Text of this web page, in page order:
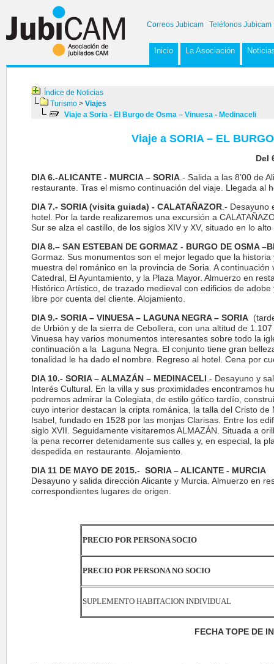
Correos Jubicam Teléfonos Jubicam
Inicio La Asociación
Índice de Noticias
Turismo> Viajes
Viaje a Soria - El Burgo de Osma – Vinuesa - Medinaceli
Viaje a SORIA – EL
Del
DIA 6.-ALICANTE - MURCIA – SORIA.- Salida a las 8’00 de
restaurante. Tras el mismo continuación del viaje. Llegada
DIA 7.- SORIA (visita guiada) - CALATAÑAZOR.- Desayuno
hotel. Por la tarde realizaremos una excursión a
Sur se alza el castillo, de los siglos XIV y XV, situado en lo
DIA 8.– SAN ESTEBAN DE GORMAZ - BURGO DE OSMA
Gormaz. Sus monumentos son el mejor legado que la
muestra del románico en la provincia de Soria. A
Catedral, El Ayuntamiento, y la Plaza Mayor. Almuerzo en
Histórico Artístico, de trazado medieval con edificios de
libre por cuenta del cliente. Alojamiento.
DIA 9.- SORIA – VINUESA – LAGUNA NEGRA – SORIA(tarde
de Urbión y de la sierra de Cebollera, con una altitud de
Vinuesa hay varios monumentos interesantes sobre todo la
continuación a la Laguna Negra. El conjunto tiene gran
tonalidad le ha dado el nombre. Regreso al hotel. Cena por
DIA 10.- SORIA – ALMAZÁN – MEDINACELI .- Desayuno y
Interés Cultural. En la villa y sus proximidades encontramos
podremos admirar la Colegiata, de estilo gótico tardío,
cuyo interior destacan la cripta románica, la talla del Cristo
Isabel, fundado en 1528 por las monjas Clarisas. Entre los
siglo XVII. Seguidamente visitaremos ALMAZÁN. Situada a
la pena recorrer detenidamente sus calles y, en especial, la
despedida en restaurante. Alojamiento.
DIA 11 DE MAYO DE 2015.- SORIA – ALICANTE - MURCIA
Desayuno y salida dirección Alicante y Murcia. Almuerzo en
correspondientes lugares de origen.
PRECIO POR PERSONA SOCIO
PRECIO POR PERSONA NO SOCIO
SUPLEMENTO HABITACION INDIVIDUAL
FECHA TOPE DE